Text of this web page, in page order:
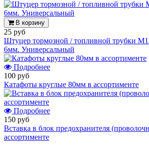
В корзину
25 руб
Штуцер тормозной / топливной трубки
6мм. Универсальный
Подробнее
100 руб
Катафоты круглые 80мм в ассортименте
Подробнее
150 руб
Вставка в блок предохранителя
ассортименте